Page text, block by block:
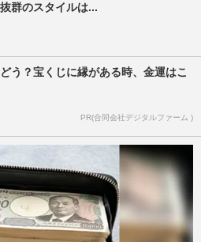
群のスタイルは...
う？宝くじに縁がある時、金運はこ
PR(合同会社デジタルファーム )